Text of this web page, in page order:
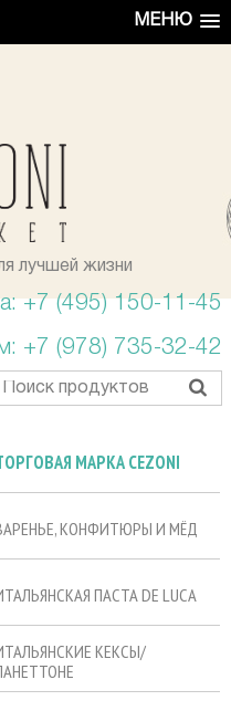
МЕНЮ
лучшей жизни
+7 (495) 150-11-45
+7 (978) 735-32-42
МАРКА CEZONI
КОНФИТЮРЫ И МЁД
ПАСТА DE LUCA
КЕКСЫ/